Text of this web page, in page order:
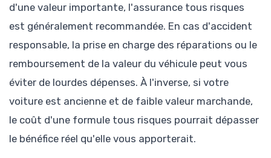
d'une valeur importante, l'assurance tous risques
est généralement recommandée. En cas d'accident
responsable, la prise en charge des réparations ou le
remboursement de la valeur du véhicule peut vous
éviter de lourdes dépenses. À l'inverse, si votre
voiture est ancienne et de faible valeur marchande,
le coût d'une formule tous risques pourrait dépasser
le bénéfice réel qu'elle vous apporterait.